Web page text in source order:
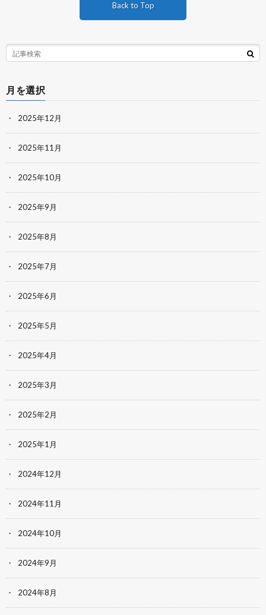
Back to Top
月を選択
2025年12月
2025年11月
2025年10月
2025年9月
2025年8月
2025年7月
2025年6月
2025年5月
2025年4月
2025年3月
2025年2月
2025年1月
2024年12月
2024年11月
2024年10月
2024年9月
2024年8月